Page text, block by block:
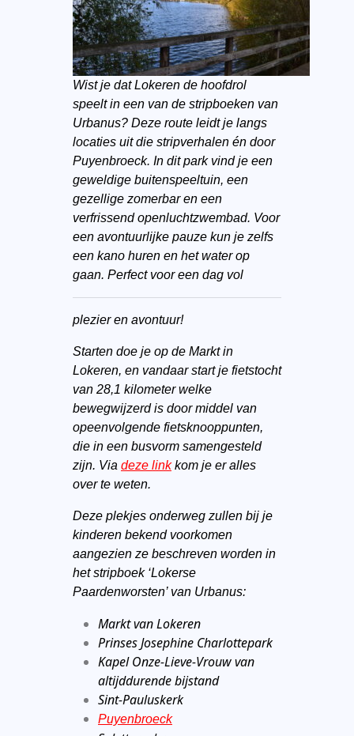
Wist je dat Lokeren de hoofdrol
speelt in een van de stripboeken van
Urbanus? Deze route leidt je langs
locaties uit die stripverhalen én door
Puyenbroeck. In dit park vind je een
geweldige buitenspeeltuin, een
gezellige zomerbar en een
verfrissend openluchtzwembad. Voor
een avontuurlijke pauze kun je zelfs
een kano huren en het water op
gaan. Perfect voor een dag vol
plezier en avontuur!
Starten doe je op de Markt in
Lokeren, en vandaar start je fietstocht
van 28,1 kilometer welke
bewegwijzerd is door middel van
opeenvolgende fietsknooppunten,
die in een busvormsamengesteld
zijn. Via deze linkkom je er alles
over te weten.
Deze plekjes onderweg zullen bij je
kinderen bekend voorkomen
aangezien ze beschreven worden in
het stripboek ‘Lokerse
Paardenworsten’ van Urbanus:
Markt van Lokeren
Prinses Josephine Charlottepark
Kapel Onze-Lieve-Vrouw van
altijddurende bijstand
Sint-Pauluskerk
Puyenbroeck